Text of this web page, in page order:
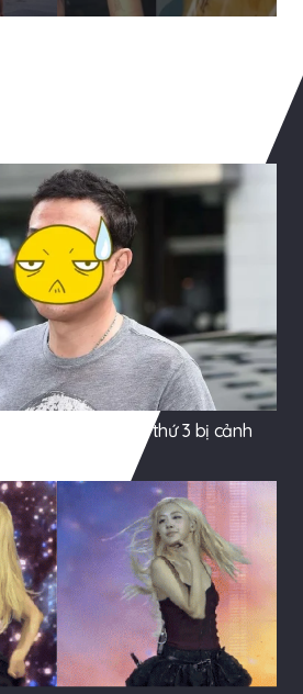
truyền hình lần thứ 3 bị cảnh